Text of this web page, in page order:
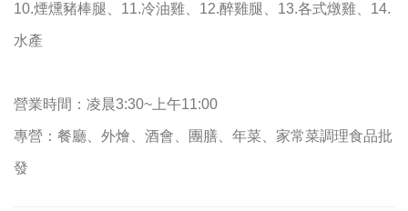
10.煙燻豬棒腿、11.冷油雞、12.醉雞腿、13.各式燉雞、14.
水產
營業時間：凌晨3:30~上午11:00
專營：餐廳、外燴、酒會、團膳、年菜、家常菜調理食品批
發